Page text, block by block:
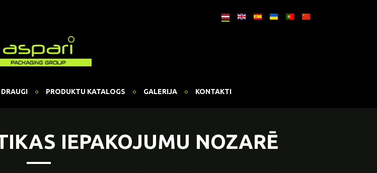
PRODUKTU KATALOGS GALERIJA KONTAKTI
IEPAKOJUMU NOZARĒ